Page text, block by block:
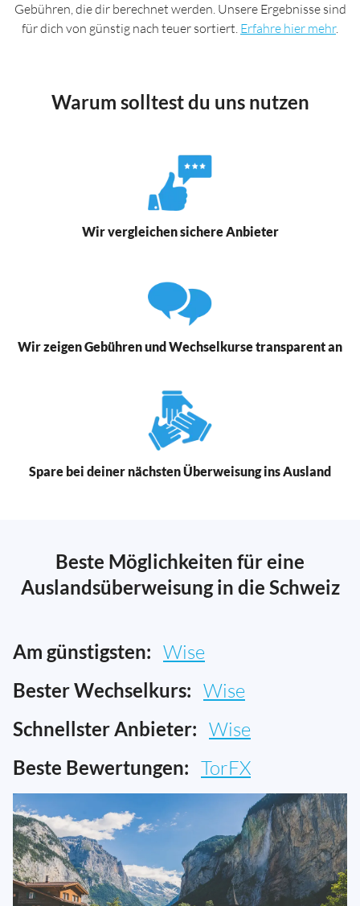
Gebühren, die dir berechnet werden. Unsere Ergebnisse sind
für dich von günstig nach teuer sortiert. Erfahre hier mehr.
Warum solltest du uns nutzen
Wir vergleichen sichere Anbieter
Wir zeigen Gebühren und Wechselkurse transparent an
Spare bei deiner nächsten Überweisung ins Ausland
Beste Möglichkeiten für eine
Auslandsüberweisung in die Schweiz
Am günstigsten: Wise
Bester Wechselkurs: Wise
Schnellster Anbieter: Wise
Beste Bewertungen: TorFX